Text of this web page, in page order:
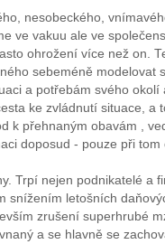
nesobeckého,
ve vakuu ale ve
ohrožení více než on.
sebeméně modelovat
a potřebám svého okolí
ke zvládnutí situace, a
k přehnaným obavám ,
doposud - pouze při
Trpí nejen podnikatelé a
snížením letošních
zrušení superhrubé
a se hlavně se